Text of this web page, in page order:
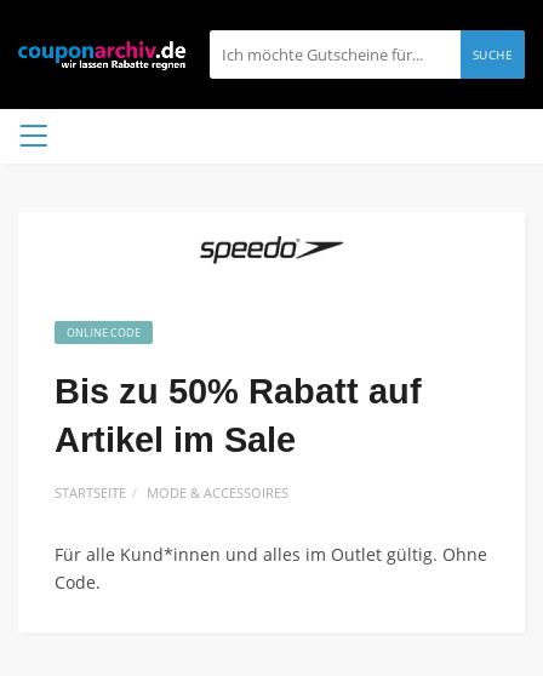
SUCHE
ONLINE CODE
Bis zu 50% Rabatt auf
Artikel im Sale
STARTSEITE MODE & ACCESSOIRES
Für alle Kund*innen und alles im Outlet gültig. Ohne
Code.